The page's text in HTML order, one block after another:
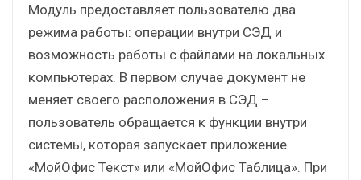
Модуль предоставляет пользователю два
режима работы: операции внутри СЭД и
возможность работы с файлами на локальных
компьютерах. В первом случае документ не
меняет своего расположения в СЭД –
пользователь обращается к функции внутри
системы, которая запускает приложение
«МойОфис Текст» или «МойОфис Таблица». При